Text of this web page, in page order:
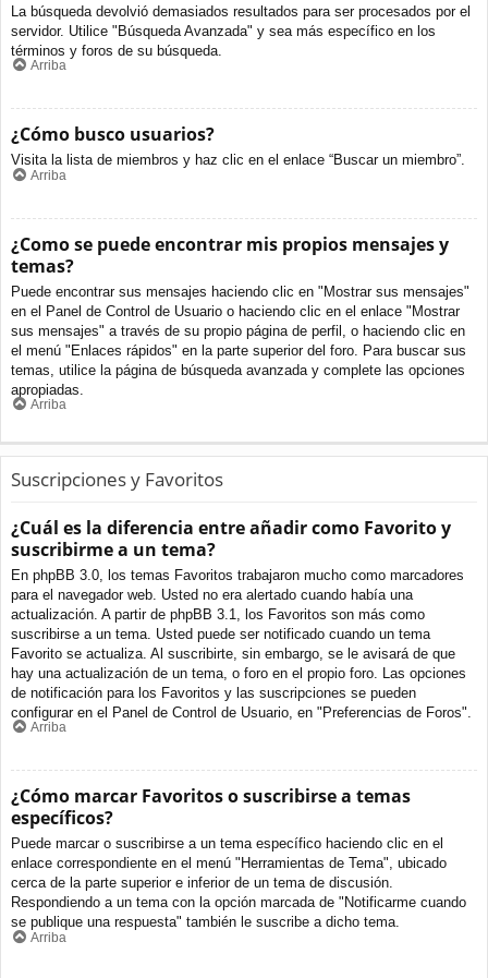
La búsqueda devolvió demasiados resultados para ser procesados por el
servidor. Utilice "Búsqueda Avanzada" y sea más específico en los
términos y foros de su búsqueda.
Arriba
¿Cómo busco usuarios?
Visita la lista de miembros y haz clic en el enlace “Buscar un miembro”.
Arriba
¿Como se puede encontrar mis propios mensajes y
temas?
Puede encontrar sus mensajes haciendo clic en "Mostrar sus mensajes"
en el Panel de Control de Usuario o haciendo clic en el enlace "Mostrar
sus mensajes" a través de su propio página de perfil, o haciendo clic en
el menú "Enlaces rápidos" en la parte superior del foro. Para buscar sus
temas, utilice la página de búsqueda avanzada y complete las opciones
apropiadas.
Arriba
Suscripciones y Favoritos
¿Cuál es la diferencia entre añadir como Favorito y
suscribirme a un tema?
En phpBB 3.0, los temas Favoritos trabajaron mucho como marcadores
para el navegador web. Usted no era alertado cuando había una
actualización. A partir de phpBB 3.1, los Favoritos son más como
suscribirse a un tema. Usted puede ser notificado cuando un tema
Favorito se actualiza. Al suscribirte, sin embargo, se le avisará de que
hay una actualización de un tema, o foro en el propio foro. Las opciones
de notificación para los Favoritos y las suscripciones se pueden
configurar en el Panel de Control de Usuario, en "Preferencias de Foros".
Arriba
¿Cómo marcar Favoritos o suscribirse a temas
específicos?
Puede marcar o suscribirse a un tema específico haciendo clic en el
enlace correspondiente en el menú "Herramientas de Tema", ubicado
cerca de la parte superior e inferior de un tema de discusión.
Respondiendo a un tema con la opción marcada de "Notificarme cuando
se publique una respuesta" también le suscribe a dicho tema.
Arriba